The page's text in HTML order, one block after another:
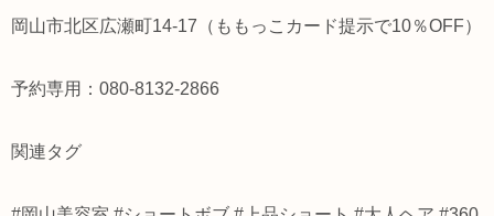
岡山市北区広瀬町14-17（ももっこカード提示で10％OFF）
予約専用：080-8132-2866
関連タグ